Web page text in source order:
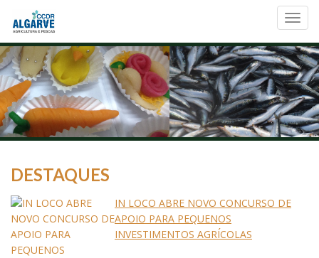
DESTAQUES
IN LOCO ABRE NOVO CONCURSO DE
APOIO PARA PEQUENOS
INVESTIMENTOS AGRÍCOLAS